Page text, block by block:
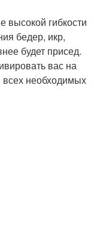
высокой гибкости
бедер, икр,
будет присед.
вас на
необходимых